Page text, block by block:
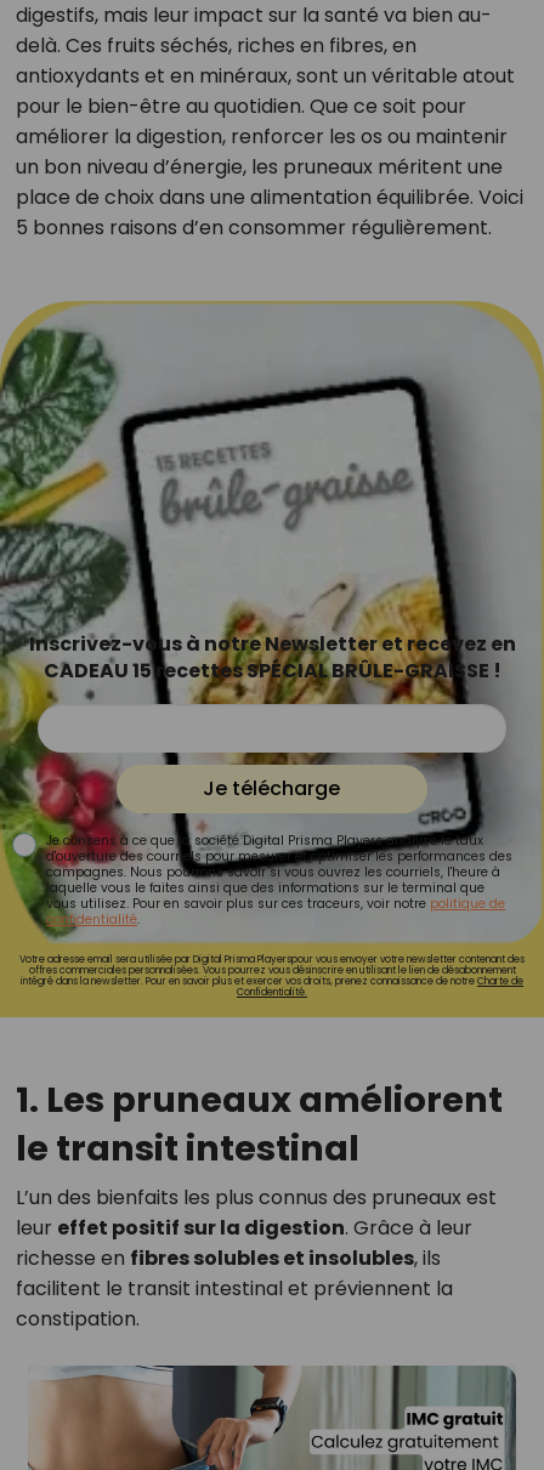
digestifs, mais leur impact sur la santé va bien au-
delà. Ces fruits séchés, riches en fibres, en
antioxydants et en minéraux, sont un véritable atout
pour le bien-être au quotidien. Que ce soit pour
améliorer la digestion, renforcer les os ou maintenir
un bon niveau d’énergie, les pruneaux méritent une
place de choix dans une alimentation équilibrée. Voici
5 bonnes raisons d’en consommer régulièrement.
Inscrivez-vous à notre Newsletter et recevez en
CADEAU 15 recettes SPÉCIAL BRÛLE-GRAISSE !
Je télécharge
Je consens à ce que la société Digital Prisma Players analyse le taux
d'ouverture des courriels pour mesurer et optimiser les performances des
campagnes. Nous pourrons savoir si vous ouvrez les courriels, l'heure à
laquelle vous le faites ainsi que des informations sur le terminal que
vous utilisez. Pour en savoir plus sur ces traceurs, voir notre politique de
confidentialité.
Votre adresse email sera utilisée par Digital Prisma Playerspour vous envoyer votre newsletter contenant des
offres commerciales personnalisées. Vous pourrez vous désinscrire en utilisant le lien de désabonnement
intégré dans la newsletter. Pour en savoir plus et exercer vos droits, prenez connaissance de notreCharte de
Confidentialité.
1. Les pruneaux améliorent
le transit intestinal
L’un des bienfaits les plus connus des pruneaux est
leur effet positif sur la digestion. Grâce à leur
richesse en fibres solubles et insolubles, ils
facilitent le transit intestinal et préviennent la
constipation.